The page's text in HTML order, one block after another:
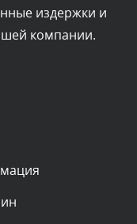
Сегодня, в 07:21
проверки
проверки
издержки и
компании.